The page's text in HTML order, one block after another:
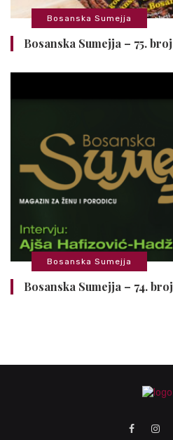
Bosanska Sumejja
Bosanska Sumejja – 75. broj
Bosanska Sumejja
Bosanska Sumejja – 74. broj